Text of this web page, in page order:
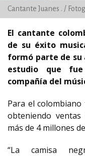
Cantante Juanes . /
El cantante
de su éxito
formó parte de su
estudio que
compañía del
Para el
obteniendo
más de 4 millones
“La camisa